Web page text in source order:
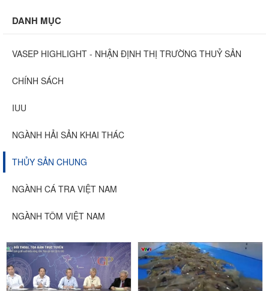
DANH MỤC
VASEP HIGHLIGHT - NHẬN ĐỊNH THỊ TRƯỜNG THUỶ SẢN
CHÍNH SÁCH
IUU
NGÀNH HẢI SẢN KHAI THÁC
THỦY SẢN CHUNG
NGÀNH CÁ TRA VIỆT NAM
NGÀNH TÔM VIỆT NAM